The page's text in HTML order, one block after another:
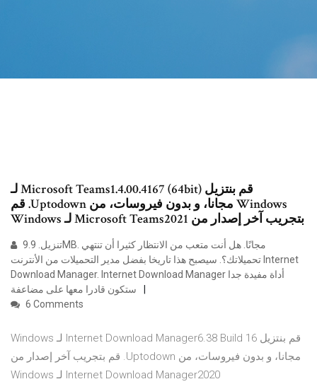
‫قم بنتزيل Microsoft Teams1.4.00.4167 (64bit) لـ
Windows مجانا، و بدون فيروسات، من Uptodown. قم
بتجريب آخر إصدار من Microsoft Teams2021 لـ Windows
تحميلاتك؟. سيصبح هذا تاريخا بفضل مدير التحميلات من الأنترنت Internet
Download Manager. Internet Download Manager أداة مفيدة جدا
ستكون قادرا معها على مضاعفة
6 Comments
‫قم بنتزيل Internet Download Manager6.38 Build 16 لـ Windows
مجانا، و بدون فيروسات، من Uptodown. قم بتجريب آخر إصدار من
Internet Download Manager2020 لـ Windows